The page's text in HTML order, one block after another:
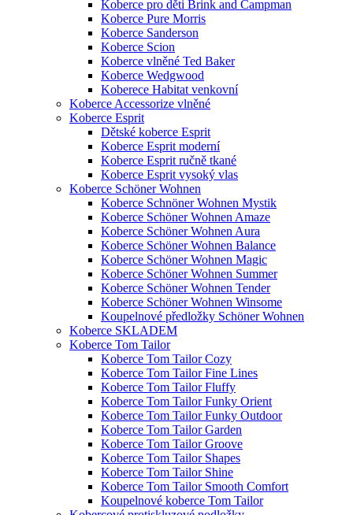
Koberce pro děti Brink and Campman
Koberce Pure Morris
Koberce Sanderson
Koberce Scion
Koberce vlněné Ted Baker
Koberce Wedgwood
Koberece Habitat venkovní
Koberce Accessorize vlněné
Koberce Esprit
Dětské koberce Esprit
Koberce Esprit moderní
Koberce Esprit ručně tkané
Koberce Esprit vysoký vlas
Koberce Schöner Wohnen
Koberce Schnöner Wohnen Mystik
Koberce Schöner Wohnen Amaze
Koberce Schöner Wohnen Aura
Koberce Schöner Wohnen Balance
Koberce Schöner Wohnen Magic
Koberce Schöner Wohnen Summer
Koberce Schöner Wohnen Tender
Koberce Schöner Wohnen Winsome
Koupelnové předložky Schöner Wohnen
Koberce SKLADEM
Koberce Tom Tailor
Koberce Tom Tailor Cozy
Koberce Tom Tailor Fine Lines
Koberce Tom Tailor Fluffy
Koberce Tom Tailor Funky Orient
Koberce Tom Tailor Funky Outdoor
Koberce Tom Tailor Garden
Koberce Tom Tailor Groove
Koberce Tom Tailor Shapes
Koberce Tom Tailor Shine
Koberce Tom Tailor Smooth Comfort
Koupelnové koberce Tom Tailor